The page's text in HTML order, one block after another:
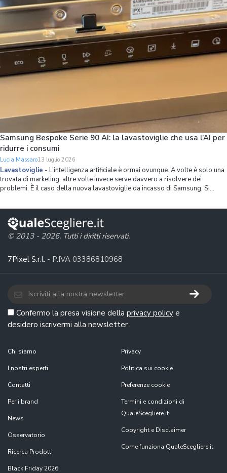
Samsung Bespoke Serie 90 AI: la lavastoviglie che usa l’AI per
ridurre i consumi
Lucia Massaro13 luglio 2026
Lavastoviglie - L’intelligenza artificiale è ormai ovunque. A volte è solo una
trovata di marketing, altre volte invece serve davvero a risolvere dei
problemi. È il caso della nuova lavastoviglie da incasso di Samsung. Si
modo capillare
© 2013 - 2026. Tutti i diritti riservati.
7Pixel S.r.l. - P.IVA 03386810968
Confermo la presa visione della privacy policy e
desidero iscrivermi alla newsletter
Chi siamo
I nostri esperti
Contatti
Per i brand
News
Osservatorio
Ricerca Prodotti
Black Friday 2026
Privacy
Politica sui cookie
Preferenze cookie
Termini e condizioni di
QualeScegliere.it
Copyright e Disclaimer
Come funziona QualeScegliere.it